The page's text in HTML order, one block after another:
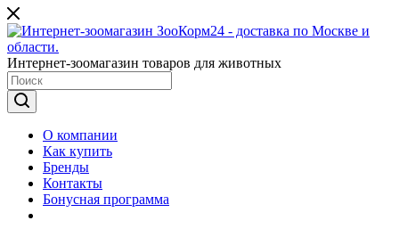
Интернет-зоомагазин товаров для животных
О компании
Как купить
Бренды
Контакты
Бонусная программа